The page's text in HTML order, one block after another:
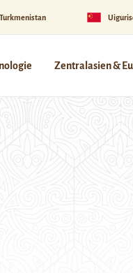
Turkmenistan
Zentralasien &